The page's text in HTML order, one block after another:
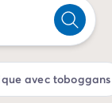
avec toboggans